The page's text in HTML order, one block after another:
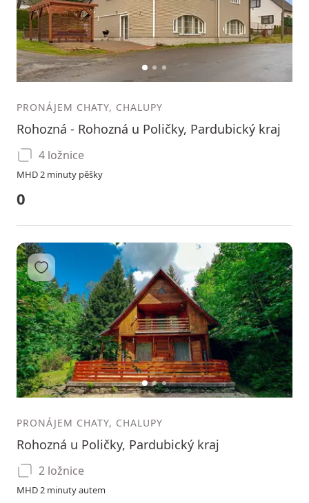
12 3
PRONÁJEM CHATY, CHALUPY
Rohozná - Rohozná u Poličky, Pardubický kraj
4 ložnice
MHD 2 minuty pěšky
0
12 3
Přidat do oblíbených
PRONÁJEM CHATY, CHALUPY
Rohozná u Poličky, Pardubický kraj
2 ložnice
MHD 2 minuty autem